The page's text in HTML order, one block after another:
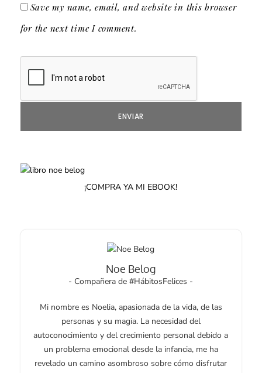
Save my name, email, and website in this browser
for the next time I comment.
¡COMPRA YA MI EBOOK!
Noe Belog
- Compañera de #HábitosFelices -
Mi nombre es Noelia, apasionada de la vida, de las
personas y su magia. La necesidad del
autoconocimiento y del crecimiento personal debido a
un problema emocional desde la infancia, me ha
revelado un camino asombroso sobre cómo disfrutar